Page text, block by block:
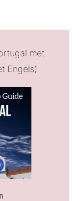
met
Engels)